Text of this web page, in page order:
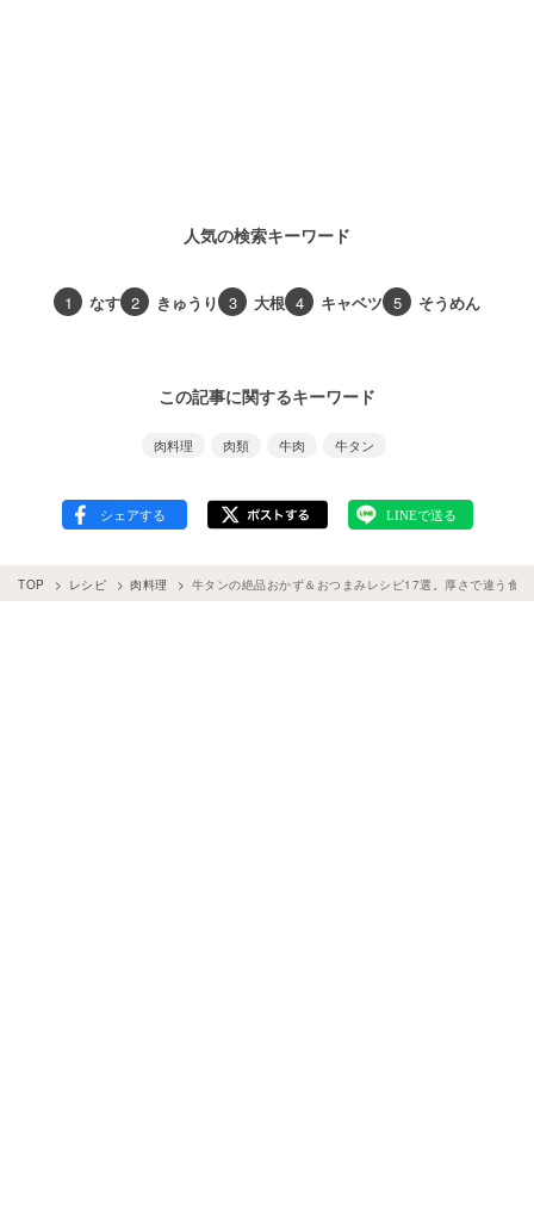
人気の検索キーワード
1 なす 2 きゅうり 3 大根 4 キャベツ 5 そうめん
この記事に関するキーワード
肉料理 肉類 牛肉 牛タン
TOP レシピ 肉料理 牛タンの絶品おかず＆おつまみレシピ17選。厚さで違う食